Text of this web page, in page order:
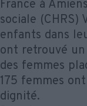
France à
sociale (CHRS)
enfants dans
ont retrouvé un
des femmes
175 femmes
dignité.